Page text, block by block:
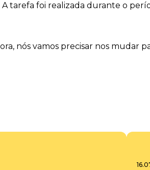
tarefa foi realizada durante o
nós vamos precisar nos mudar